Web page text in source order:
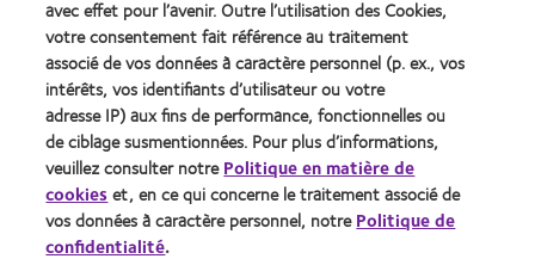
Carrières
Actualites
Contact
Legal
Politique de confidentialité
Cookies
avec effet pour l’avenir. Outre l’utilisation des Cookies,
votre consentement fait référence au traitement
associé de vos données à caractère personnel (p. ex., vos
intérêts, vos identifiants d’utilisateur ou votre
adresse IP) aux fins de performance, fonctionnelles ou
de ciblage susmentionnées. Pour plus d’informations,
veuillez consulter notrePolitique en matière de
cookieset, en ce qui concerne le traitement associé de
vos données à caractère personnel, notrePolitique de
confidentialité.